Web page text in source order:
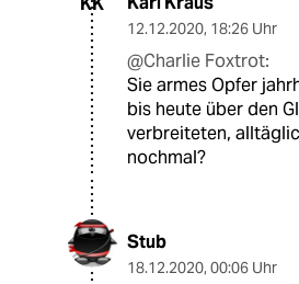
12.12.2020, 18:26 Uhr
@Charlie Foxtrot:
Sie armes Opfer
bis heute über den
verbreiteten,
nochmal?
Stub
18.12.2020, 00:06 Uhr